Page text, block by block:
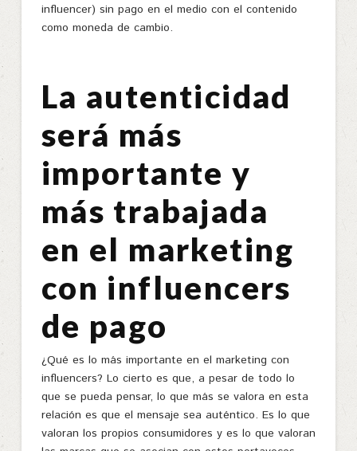
influencer) sin pago en el medio con el contenido
como moneda de cambio.
La autenticidad
será más
importante y
más trabajada
en el marketing
con influencers
de pago
¿Qué es lo más importante en el marketing con
influencers? Lo cierto es que, a pesar de todo lo
que se pueda pensar, lo que más se valora en esta
relación es que el mensaje sea auténtico. Es lo que
valoran los propios consumidores y es lo que valoran